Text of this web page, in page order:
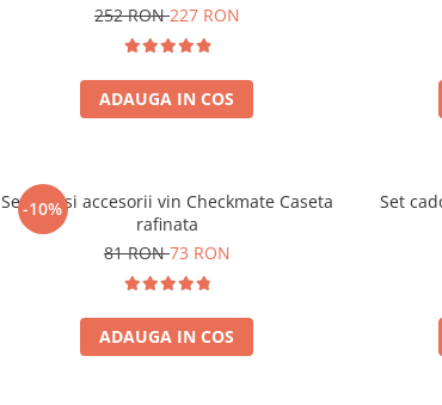
252 RON227 RON
ADAUGA IN COS
-10%
Set sah si accesorii vin Checkmate Caseta
rafinata
81 RON73 RON
ADAUGA IN COS
Set